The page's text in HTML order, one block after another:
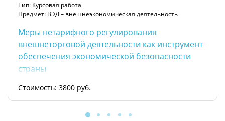
Тип: Курсовая работа
Предмет: ВЭД – внешнеэкономическая деятельность
Меры нетарифного регулирования
внешнеторговой деятельности как инструмент
обеспечения экономической безопасности
страны
Стоимость: 3800 руб.